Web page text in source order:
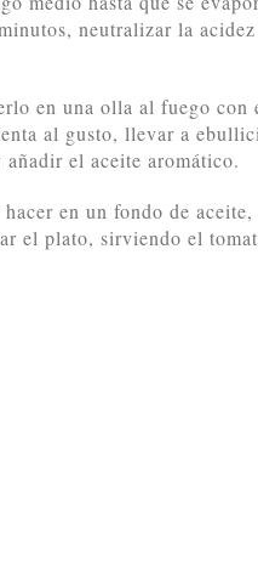
neutralizar la
en una olla al fuego con
al gusto, llevar a
el aceite aromático.
en un fondo de
el plato, sirviendo el